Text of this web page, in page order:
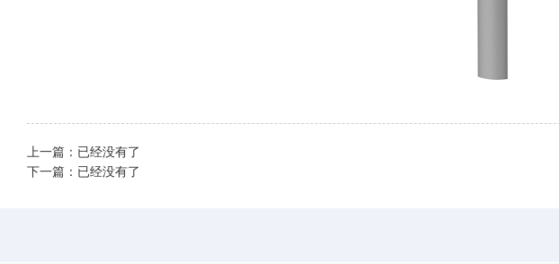
上一篇：已经没有了
下一篇：已经没有了